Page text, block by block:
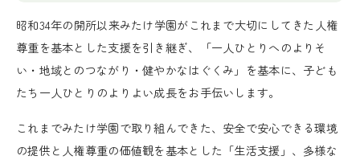
昭和34年の開所以来みたけ学園がこれまで大切にしてきた人権
尊重を基本とした支援を引き継ぎ、「一人ひとりへのよりそ
い・地域とのつながり・健やかなはぐくみ」を基本に、子ども
たち一人ひとりのよりよい成長をお手伝いします。
これまでみたけ学園で取り組んできた、安全で安心できる環境
の提供と人権尊重の価値観を基本とした「生活支援」、多様な